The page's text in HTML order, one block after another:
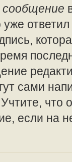
сами
что
если на